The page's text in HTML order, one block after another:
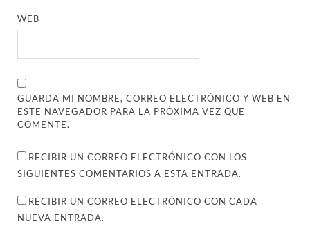
WEB
GUARDA MI NOMBRE, CORREO ELECTRÓNICO Y WEB EN
ESTE NAVEGADOR PARA LA PRÓXIMA VEZ QUE
COMENTE.
RECIBIR UN CORREO ELECTRÓNICO CON LOS
SIGUIENTES COMENTARIOS A ESTA ENTRADA.
RECIBIR UN CORREO ELECTRÓNICO CON CADA
NUEVA ENTRADA.